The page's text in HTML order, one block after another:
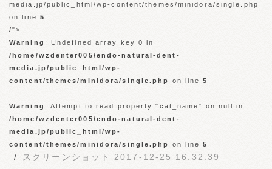
media.jp/public_html/wp-content/themes/minidora/single.php
on line 5
/">
Warning : Undefined array key 0 in
/home/wzdenter005/endo-natural-dent-
media.jp/public_html/wp-
content/themes/minidora/single.php
on line5
Warning : Attempt to read property "cat_name" on null in
/home/wzdenter005/endo-natural-dent-
media.jp/public_html/wp-
content/themes/minidora/single.php
on line5
スクリーンショット 2017-12-25 16.32.39